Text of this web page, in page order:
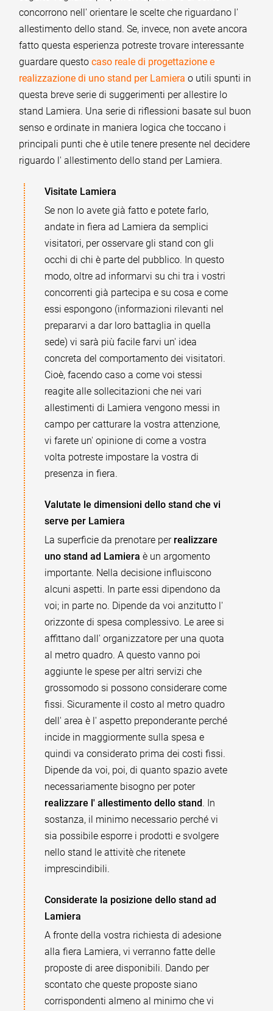
concorrono nell' orientare le scelte che riguardano l'
allestimento dello stand. Se, invece, non avete ancora
fatto questa esperienza potreste trovare interessante
guardare questocaso reale di progettazione e
realizzazione di uno stand per Lamiera o utili spunti in
questa breve serie di suggerimenti per allestire lo
stand Lamiera. Una serie di riflessioni basate sul buon
senso e ordinate in maniera logica che toccano i
principali punti che è utile tenere presente nel decidere
riguardo l' allestimento dello stand per Lamiera.
Visitate Lamiera
Se non lo avete già fatto e potete farlo,
andate in fiera ad Lamiera da semplici
visitatori, per osservare gli stand con gli
occhi di chi è parte del pubblico. In questo
modo, oltre ad informarvi su chi tra i vostri
concorrenti già partecipa e su cosa e come
essi espongono (informazioni rilevanti nel
prepararvi a dar loro battaglia in quella
sede) vi sarà più facile farvi un' idea
concreta del comportamento dei visitatori.
Cioè, facendo caso a come voi stessi
reagite alle sollecitazioni che nei vari
allestimenti di Lamiera vengono messi in
campo per catturare la vostra attenzione,
vi farete un' opinione di come a vostra
volta potreste impostare la vostra di
presenza in fiera.
Valutate le dimensioni dello stand che vi
serve per Lamiera
La superficie da prenotare per realizzare
uno stand ad Lamiera è un argomento
importante. Nella decisione influiscono
alcuni aspetti. In parte essi dipendono da
voi; in parte no. Dipende da voi anzitutto l'
orizzonte di spesa complessivo. Le aree si
affittano dall' organizzatore per una quota
al metro quadro. A questo vanno poi
aggiunte le spese per altri servizi che
grossomodo si possono considerare come
fissi. Sicuramente il costo al metro quadro
dell' area è l' aspetto preponderante perché
incide in maggiormente sulla spesa e
quindi va considerato prima dei costi fissi.
Dipende da voi, poi, di quanto spazio avete
necessariamente bisogno per poter
realizzare l' allestimento dello stand. In
sostanza, il minimo necessario perché vi
sia possibile esporre i prodotti e svolgere
nello stand le attivitè che ritenete
imprescindibili.
Considerate la posizione dello stand ad
Lamiera
A fronte della vostra richiesta di adesione
alla fiera Lamiera, vi verranno fatte delle
proposte di aree disponibili. Dando per
scontato che queste proposte siano
corrispondenti almeno al minimo che vi